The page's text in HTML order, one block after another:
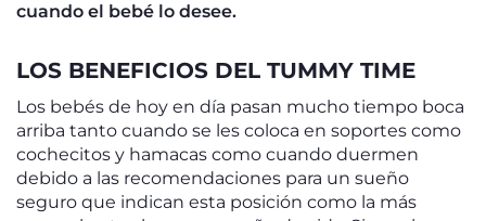
cuando el bebé lo desee.
LOS BENEFICIOS DEL TUMMY TIME
Los bebés de hoy en día pasan mucho tiempo boca
arriba tanto cuando se les coloca en soportes como
cochecitos y hamacas como cuando duermen
debido a las recomendaciones para un sueño
seguro que indican esta posición como la más